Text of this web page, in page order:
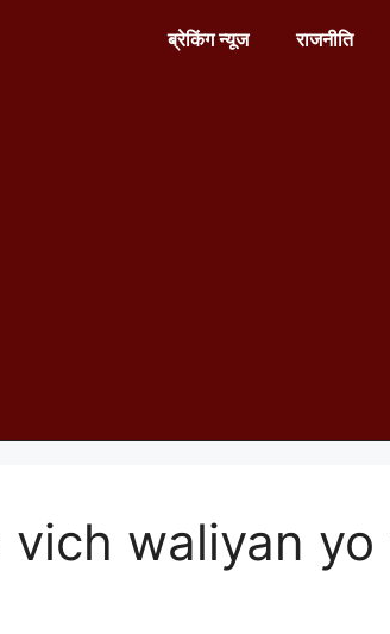
ब्रेकिंग न्यूज राजनीति
vich waliyan